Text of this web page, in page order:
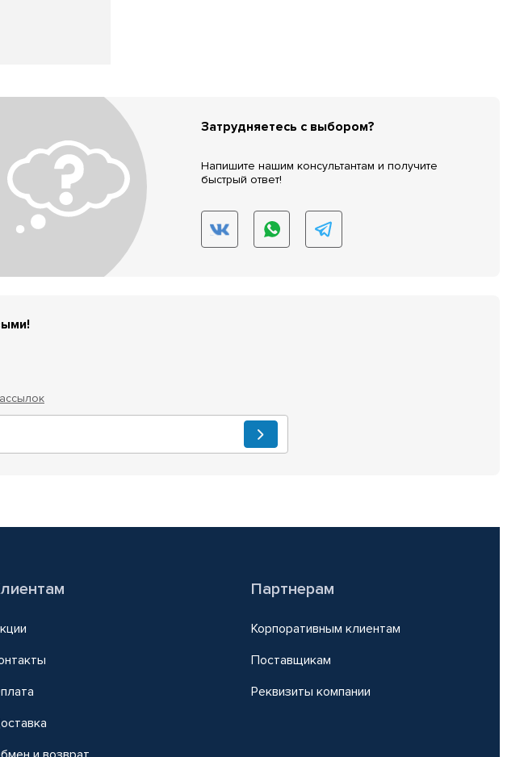
Затрудняетесь с выбором?
Напишите нашим консультантам и получите
быстрый ответ!
Партнерам
Корпоративным клиентам
Поставщикам
Реквизиты компании